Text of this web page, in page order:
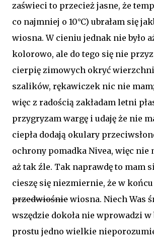
zaświeci to przecież jasne, że
co najmniej o 10°C) ubrałam się
wiosna. W cieniu jednak nie było
kolorowo, ale do tego się nie
cierpię zimowych okryć
szalików, rękawiczek nic nie
więc z radością zakładam letni
przygryzam wargę i udaję że nie
ciepła dodają okulary
ochrony pomadka Nivea, więc nie
aż tak źle. Tak naprawdę to mam
cieszę się niezmiernie, że w
przedwiośnie wiosna. Niech Was
wszędzie dokoła nie wprowadzi w
prostu jedno wielkie